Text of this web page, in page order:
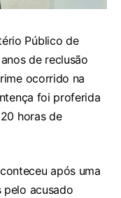
Público de
de reclusão
ocorrido na
foi proferida
horas de
após uma
pelo acusado